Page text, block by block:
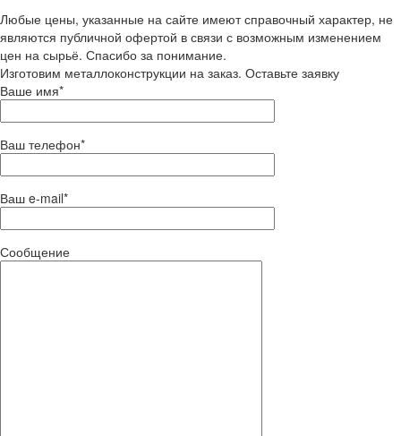
Любые цены, указанные на сайте имеют справочный характер, не
являются публичной офертой в связи с возможным изменением
цен на сырьё. Спасибо за понимание.
Изготовим металлоконструкции на заказ. Оставьте заявку
Ваше имя*
Ваш телефон*
Ваш e-mail*
Сообщение